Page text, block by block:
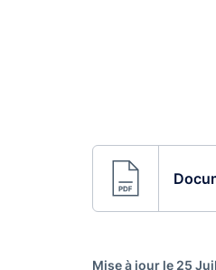
Mise à jour le 25